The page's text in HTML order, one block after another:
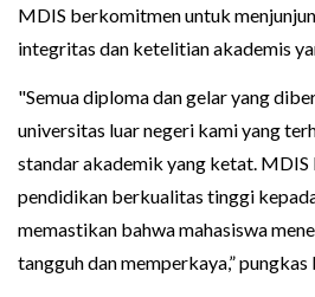
MDIS berkomitmen untuk
integritas dan ketelitian akademis
"Semua diploma dan gelar yang
universitas luar negeri kami yang
standar akademik yang ketat.
pendidikan berkualitas tinggi
memastikan bahwa mahasiswa
tangguh dan memperkaya,” pungkas